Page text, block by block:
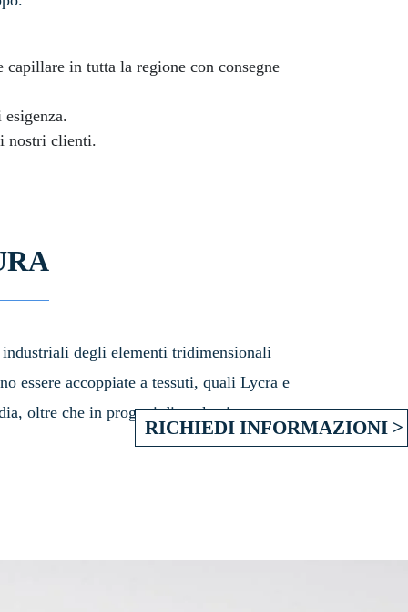
RICHIEDI INFORMAZIONI >
in tutta la regione con consegne
nostri clienti.
degli elementi tridimensionali
essere accoppiate a tessuti, quali Lycra e
oltre che in progetti di packaging.